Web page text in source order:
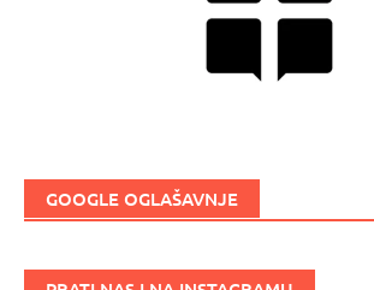
GOOGLE OGLAŠAVNJE